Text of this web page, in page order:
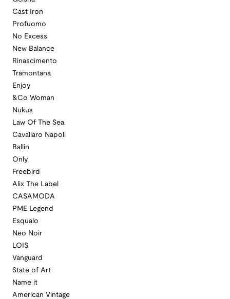
Cast Iron
Profuomo
No Excess
New Balance
Rinascimento
Tramontana
Enjoy
&Co Woman
Nukus
Law Of The Sea
Cavallaro Napoli
Ballin
Only
Freebird
Alix The Label
CASAMODA
PME Legend
Esqualo
Neo Noir
LOIS
Vanguard
State of Art
Name it
American Vintage